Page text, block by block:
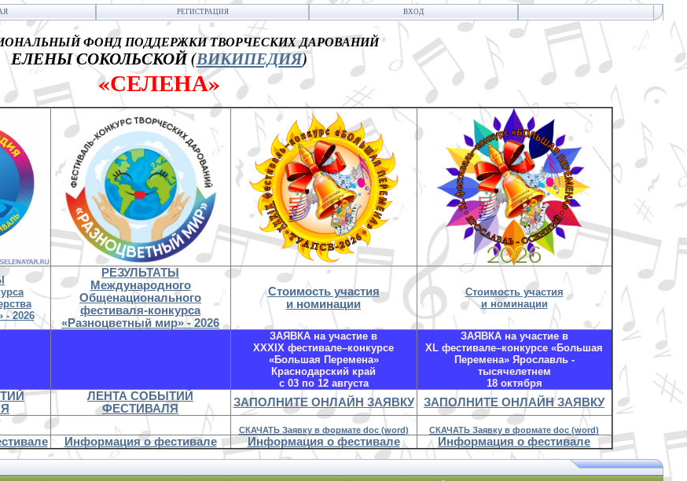
РЕГИСТРАЦИЯ ВХОД
ФОНД ПОДДЕРЖКИ ТВОРЧЕСКИХ ДАРОВАНИЙ
ЕЛЕНЫ СОКОЛЬСКОЙ (ВИКИПЕДИЯ)
«СЕЛЕНА»
- 2026
РЕЗУЛЬТАТЫ
Международного
Общенационального
фестиваля-конкурса
«Разноцветный мир» - 2026
Стоимость участия
и номинации
Стоимость участия
и номинации
ЗАЯВКА на участие в
XXXIX фестивале–конкурсе
«Большая Перемена»
Краснодарский край
с 03 по 12 августа
ЗАЯВКА на участие в
XL фестивале–конкурсе «Большая
Перемена» Ярославль -
тысячелетнем
18 октября
ЛЕНТА СОБЫТИЙ
ФЕСТИВАЛЯ
ЗАПОЛНИТЕ ОНЛАЙН ЗАЯВКУ ЗАПОЛНИТЕ ОНЛАЙН ЗАЯВКУ
СКАЧАТЬ Заявку в формате doc (word) СКАЧАТЬ Заявку в формате doc (word)
Информация о фестивале Информация о фестивале Информация о фестивале